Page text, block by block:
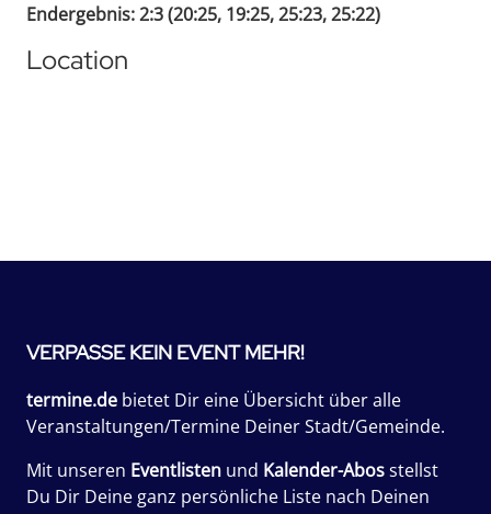
Endergebnis: 2:3 (20:25, 19:25, 25:23, 25:22)
Location
VERPASSE KEIN EVENT MEHR!
termine.de bietet Dir eine Übersicht über alle
Veranstaltungen/Termine Deiner Stadt/Gemeinde.
Mit unseren Eventlisten und Kalender-Abosstellst
Du Dir Deine ganz persönliche Liste nach Deinen